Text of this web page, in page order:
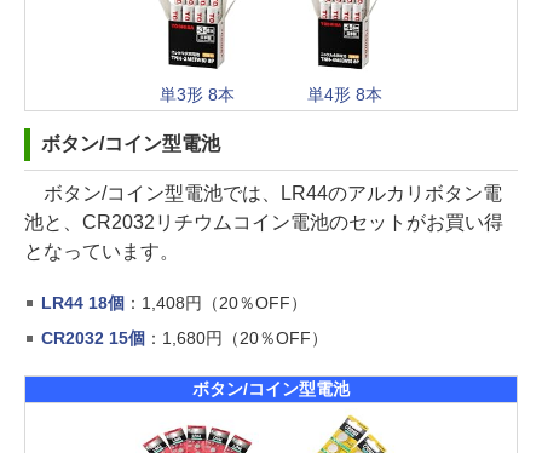
単3形 8本 単4形 8本
ボタン/コイン型電池
ボタン/コイン型電池では、LR44のアルカリボタン電
池と、CR2032リチウムコイン電池のセットがお買い得
となっています。
LR44 18個 ：1,408円（20％OFF）
CR2032 15個 ：1,680円（20％OFF）
ボタン/コイン型電池